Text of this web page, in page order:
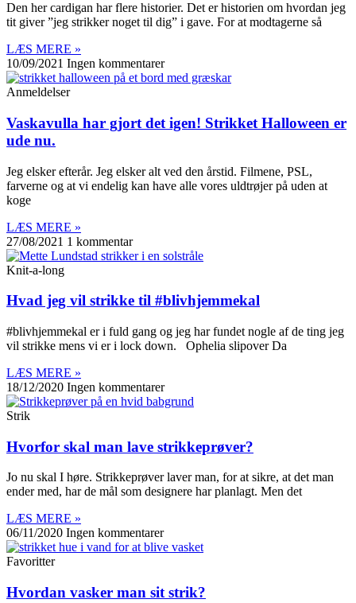
Den her cardigan har flere historier. Det er historien om hvordan jeg
tit giver ”jeg strikker noget til dig” i gave. For at modtagerne så
LÆS MERE »
10/09/2021 Ingen kommentarer
Anmeldelser
Vaskavulla har gjort det igen! Strikket Halloween er
ude nu.
Jeg elsker efterår. Jeg elsker alt ved den årstid. Filmene, PSL,
farverne og at vi endelig kan have alle vores uldtrøjer på uden at
koge
LÆS MERE »
27/08/2021 1 kommentar
Knit-a-long
Hvad jeg vil strikke til #blivhjemmekal
#blivhjemmekal er i fuld gang og jeg har fundet nogle af de ting jeg
vil strikke mens vi er i lock down. Ophelia slipover Da
LÆS MERE »
18/12/2020 Ingen kommentarer
Strik
Hvorfor skal man lave strikkeprøver?
Jo nu skal I høre. Strikkeprøver laver man, for at sikre, at det man
ender med, har de mål som designere har planlagt. Men det
LÆS MERE »
06/11/2020 Ingen kommentarer
Favoritter
Hvordan vasker man sit strik?